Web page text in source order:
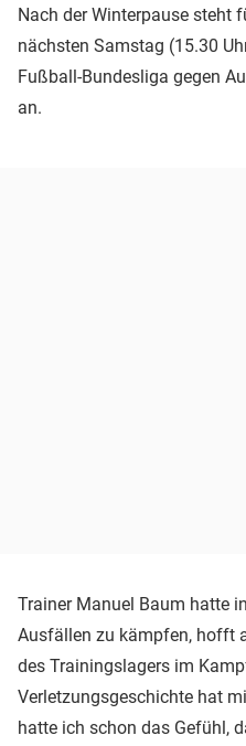
Nach der Winterpause steht
nächsten Samstag (15.30
Fußball-Bundesliga gegen
an.
Trainer Manuel Baum hatte
Ausfällen zu kämpfen, hofft
des Trainingslagers im
Verletzungsgeschichte hat
hatte ich schon das Gefühl,